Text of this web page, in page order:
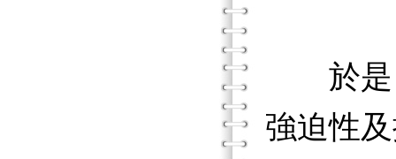
於是，
強迫性